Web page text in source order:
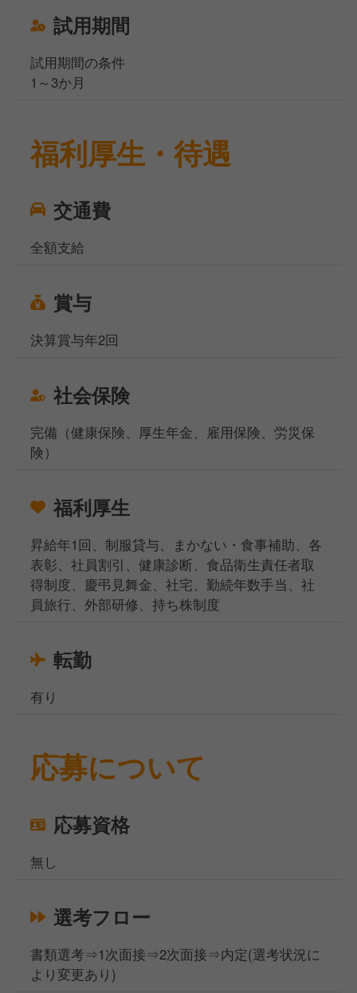
試用期間
試用期間の条件
1～3か月
福利厚生・待遇
交通費
全額支給
賞与
決算賞与年2回
社会保険
完備（健康保険、厚生年金、雇用保険、労災保
険）
福利厚生
昇給年1回、制服貸与、まかない・食事補助、各
表彰、社員割引、健康診断、食品衛生責任者取
得制度、慶弔見舞金、社宅、勤続年数手当、社
員旅行、外部研修、持ち株制度
転勤
有り
応募について
応募資格
無し
選考フロー
書類選考⇒1次面接⇒2次面接⇒内定(選考状況に
より変更あり)